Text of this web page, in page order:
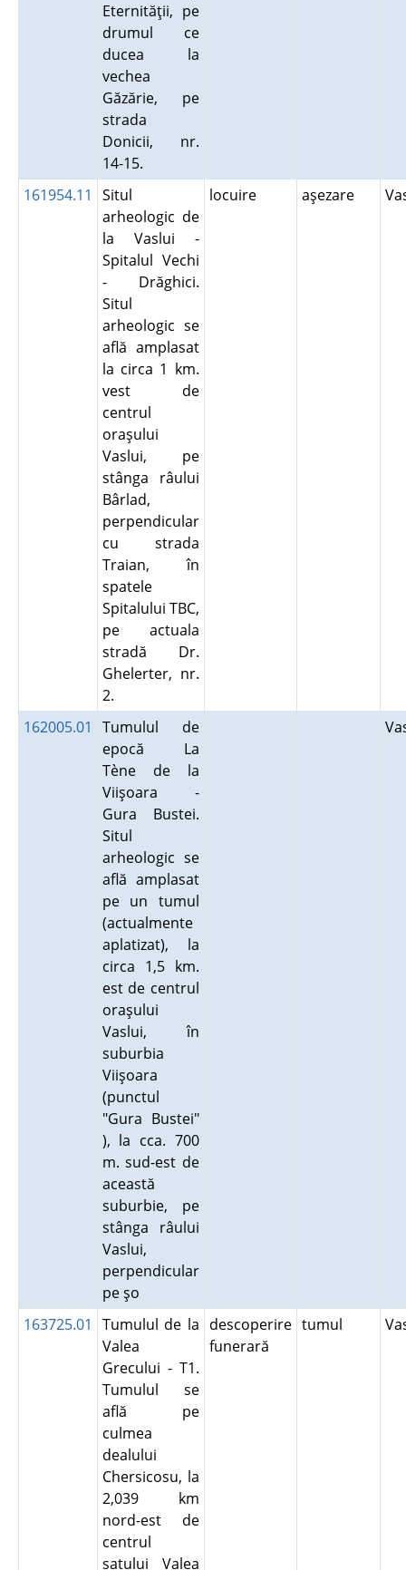
Eternităţii, pe
drumul ce
ducea la
vechea
Găzărie, pe
strada
Donicii, nr.
14-15.
161954.11
Situl
arheologic de
la Vaslui -
Spitalul Vechi
- Drăghici.
Situl
arheologic se
află amplasat
la circa 1 km.
vest de
centrul
oraşului
Vaslui, pe
stânga râului
Bârlad,
perpendicular
cu strada
Traian, în
spatele
Spitalului TBC,
pe actuala
stradă Dr.
Ghelerter, nr.
2.
locuire aşezare
162005.01
Tumulul de
epocă La
Tène de la
Viişoara -
Gura Bustei.
Situl
arheologic se
află amplasat
pe un tumul
(actualmente
aplatizat), la
circa 1,5 km.
est de centrul
oraşului
Vaslui, în
suburbia
Viişoara
(punctul
"Gura Bustei"
), la cca. 700
m. sud-est de
această
suburbie, pe
stânga râului
Vaslui,
perpendicular
pe şo
163725.01
Tumulul de la
Valea
Grecului - T1.
Tumulul se
află pe
culmea
dealului
Chersicosu, la
2,039 km
nord-est de
centrul
satului Valea
descoperire
funerară
tumul